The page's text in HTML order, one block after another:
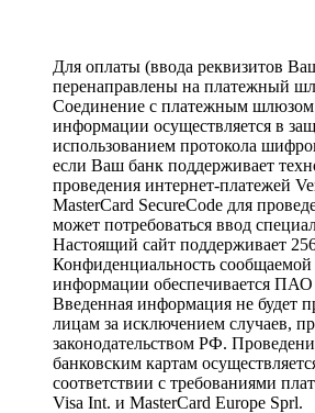
Для оплаты (ввода реквизитов
перенаправлены на
Соединение с платежным шлюзом
информации осуществляется в
использованием протокола
если Ваш банк поддерживает
проведения интернет-платежей
MasterCard SecureCode для
может потребоваться ввод
Настоящий сайт поддерживает
Конфиденциальность сообщаемой
информации обеспечивается
Введенная информация не будет
лицам за исключением случаев,
законодательством РФ.
банковским картам
соответствии с требованиями
Visa Int. и MasterCard Europe Sprl.